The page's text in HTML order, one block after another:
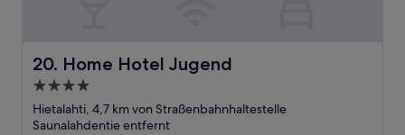
20. Home Hotel Jugend
Home Hotel Jugend
4.0-
Sterne-
Unterkunft
Hietalahti, 4,7 km von Straßenbahnhaltestelle
Saunalahdentie entfernt